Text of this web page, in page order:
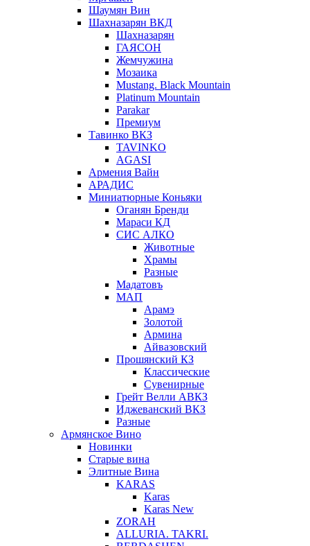
Шаумян Вин
Шахназарян ВКД
Шахназарян
ГАЯСОН
Жемчужина
Мозаика
Mustang. Black Mountain
Platinum Mountain
Parakar
Премиум
Тавинко ВКЗ
TAVINKO
AGASI
Армения Вайн
АРАДИС
Миниатюрные Коньяки
Оганян Бренди
Мараси КД
СИС АЛКО
Животные
Храмы
Разные
Мадатовъ
МАП
Арамэ
Золотой
Армина
Айвазовский
Прошянский КЗ
Классические
Сувенирные
Грейт Велли АВКЗ
Иджеванский ВКЗ
Разные
Армянское Вино
Новинки
Старые вина
Элитные Вина
KARAS
Karas
Karas New
ZORAH
ALLURIA. TAKRI.